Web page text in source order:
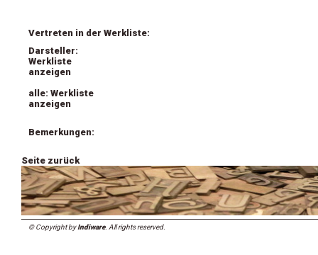
Vertreten in der Werkliste:
Darsteller:
Werkliste
anzeigen
alle: Werkliste
anzeigen
Bemerkungen:
Seite zurück
© Copyright byIndiware. All rights reserved.